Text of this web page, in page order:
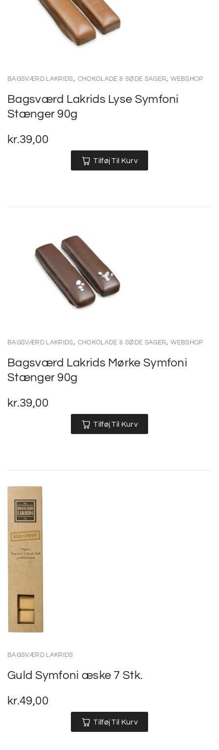
BAGSVÆRD LAKRIDS, CHOKOLADE & SØDE SAGER,WEBSHOP
Bagsværd Lakrids Lyse Symfoni
Stænger 90g
kr.39,00
Tilføj Til Kurv
BAGSVÆRD LAKRIDS, CHOKOLADE & SØDE SAGER,WEBSHOP
Bagsværd Lakrids Mørke Symfoni
Stænger 90g
kr.39,00
Tilføj Til Kurv
BAGSVÆRD LAKRIDS
Guld Symfoni æske 7 Stk.
kr.49,00
Tilføj Til Kurv